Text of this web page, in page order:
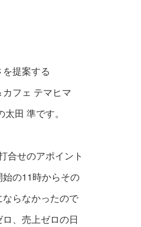
提案する
フェ テマヒマ
田 準です。
合せのアポイント
の11時からその
らなかったので
、売上ゼロの日